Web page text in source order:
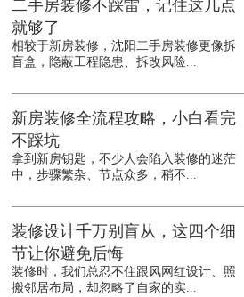
二手房装修不踩雷，记住这几点
就够了
相较于新房装修，沈阳二手房装修更像拆
盲盒，隐蔽工程隐患、拆改风险...
新房装修全流程攻略，小白看完
不踩坑
拿到新房钥匙，不少人会陷入装修的迷茫
中，步骤繁杂、节点众多，稍不...
装修设计千万别盲从，这四个细
节让你避免后悔
装修时，我们总忍不住跟风网红设计、照
搬邻居布局，却忽略了自家的实...